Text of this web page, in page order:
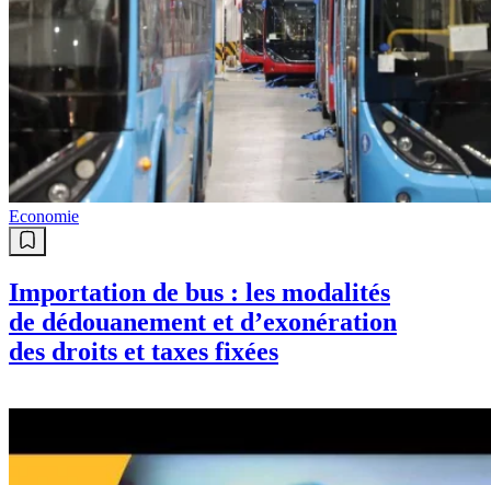
Economie
Importation de bus : les modalités
de dédouanement et d’exonération
des droits et taxes fixées